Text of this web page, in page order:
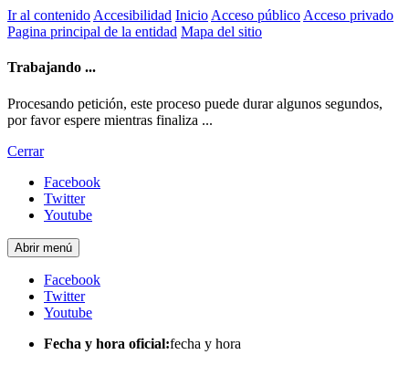
Ir al contenido Accesibilidad Inicio Acceso público Acceso privado
Pagina principal de la entidad Mapa del sitio
Trabajando ...
Procesando petición, este proceso puede durar algunos segundos,
por favor espere mientras finaliza ...
Cerrar
Facebook
Twitter
Youtube
Abrir menú
Facebook
Twitter
Youtube
Fecha y hora oficial:fecha y hora